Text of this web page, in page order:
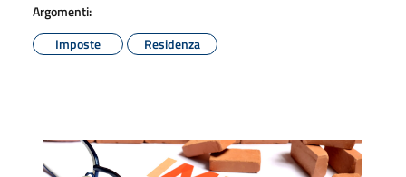
Argomenti:
Imposte
Residenza